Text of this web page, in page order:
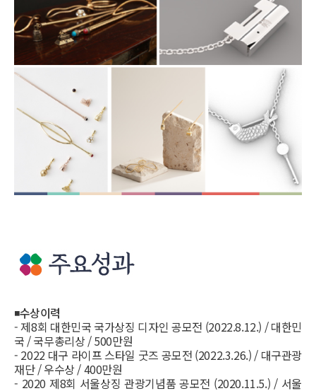
◾수상이력
- 제8회 대한민국 국가상징 디자인 공모전 (2022.8.12.) / 대한민
국 / 국무총리상 / 500만원
- 2022 대구 라이프 스타일 굿즈 공모전 (2022.3.26.) / 대구관광
재단 / 우수상 / 400만원
- 2020 제8회 서울상징 관광기념품 공모전 (2020.11.5.) / 서울